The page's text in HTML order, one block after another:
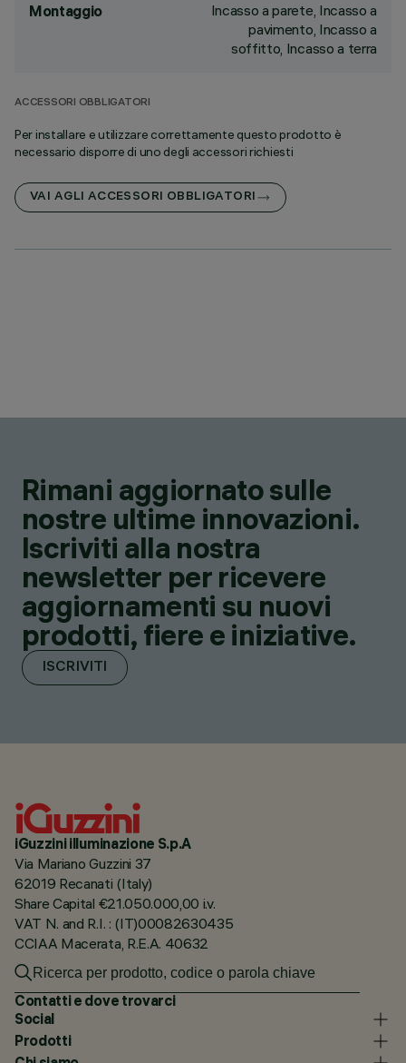
Montaggio
Incasso a parete, Incasso a
pavimento, Incasso a
soffitto, Incasso a terra
ACCESSORI OBBLIGATORI
Per installare e utilizzare correttamente questo prodotto è
necessario disporre di uno degli accessori richiesti
VAI AGLI ACCESSORI OBBLIGATORI
Rimani aggiornato sulle
nostre ultime innovazioni.
Iscriviti alla nostra
newsletter per ricevere
aggiornamenti su nuovi
prodotti, fiere e iniziative.
ISCRIVITI
iGuzzini illuminazione S.p.A
Via Mariano Guzzini 37
62019 Recanati (Italy)
Share Capital €21.050.000,00 i.v.
VAT N. and R.I. : (IT)00082630435
CCIAA Macerata, R.E.A. 40632
Contatti e dove trovarci
Social
Prodotti